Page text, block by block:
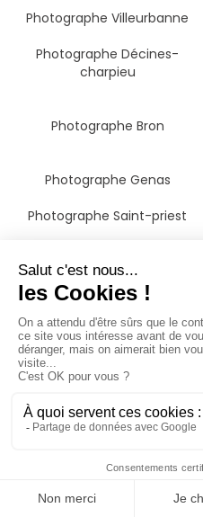
Photographe Villeurbanne
Photographe Décines-
charpieu
Photographe Bron
Photographe Genas
Photographe Saint-priest
lyon
Photographe Vénissieux
Photographe Pierre-bénite
Photographe Écully
Photographe Francheville
laval